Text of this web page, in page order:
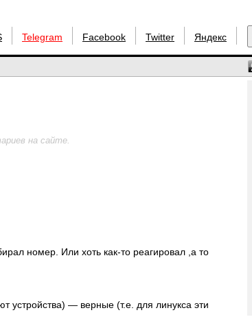
Telegram Facebook Twitter Яндекс
на сайте.
номер. Или хоть как-то реагировал ,а то
устройства) — верные (т.е. для линукса эти